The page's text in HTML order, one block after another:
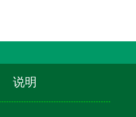
说明